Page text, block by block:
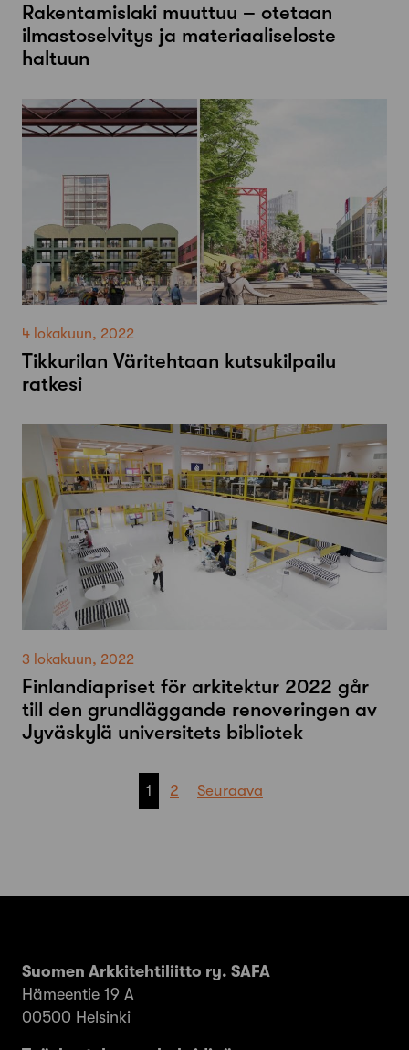
Rakentamislaki muuttuu – otetaan
ilmastoselvitys ja materiaaliseloste
haltuun
4 lokakuun, 2022
Tikkurilan Väritehtaan kutsukilpailu
ratkesi
3 lokakuun, 2022
Finlandiapriset för arkitektur 2022 går
till den grundläggande renoveringen av
Jyväskylä universitets bibliotek
1 2 Seuraava
Suomen Arkkitehtiliitto ry. SAFA
Hämeentie 19 A
00500 Helsinki